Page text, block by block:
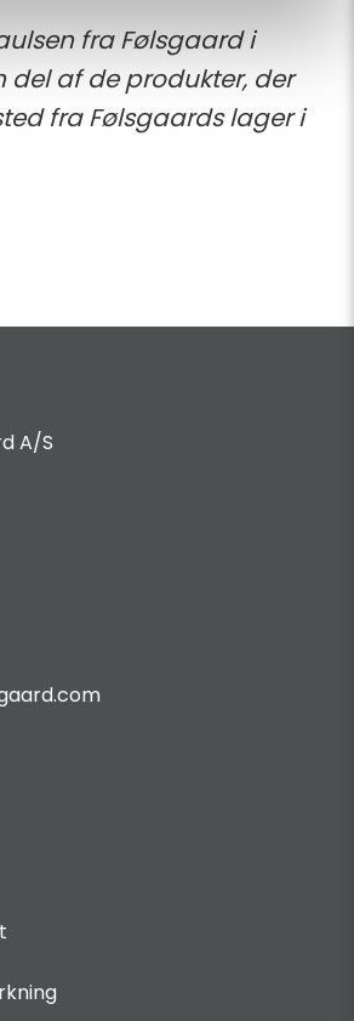
fra Følsgaard i
del af de produkter, der
fra Følsgaards lager i
A/S